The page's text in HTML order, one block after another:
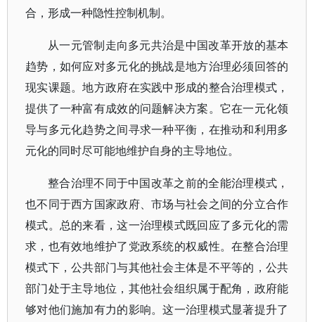
合，形成一种隐性控制机制。
从一元管制走向多元共治是中国改革开放的基本
趋势，如何应对多元化的挑战是地方治理必须回答的
现实课题。地方政府在实践中形成的整合治理模式，
提供了一种富有成效的问题解决方案。它在一元化领
导与多元化趋势之间寻求一种平衡，在推动和利用多
元化的同时尽可能地维护自身的主导地位。
整合治理不同于中国改革之前的全能治理模式，
也不同于西方国家政府、市场与社会之间的分立合作
模式。总的来看，这一治理模式既回应了多元化的需
求，也有效地维护了党政系统的权威性。在整合治理
模式下，公共部门与其他社会主体是不平等的，公共
部门处于主导地位，其他社会组织属于配角，政府能
够对他们施加有力的影响。这一治理模式显著提升了